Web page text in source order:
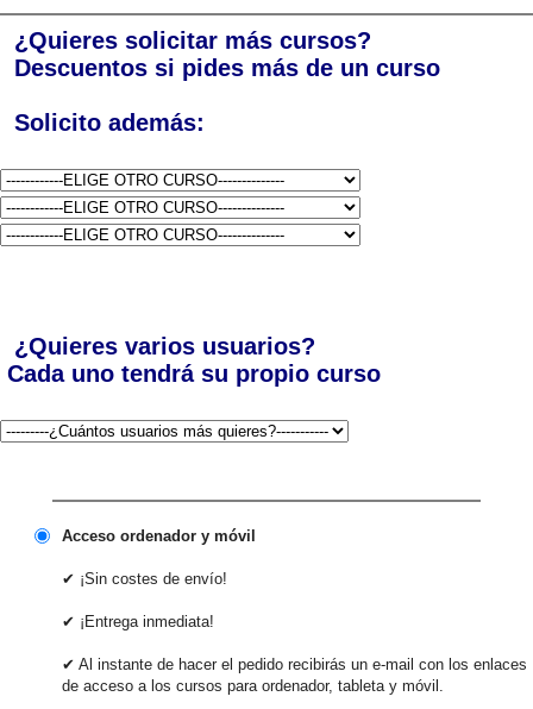
¿Quieres solicitar más cursos?
Descuentos si pides más de un curso
Solicito además:
¿Quieres varios usuarios?
Cada uno tendrá su propio curso
Acceso ordenador y móvil
✔ ¡Sin costes de envío!
✔ ¡Entrega inmediata!
✔ Al instante de hacer el pedido recibirás un e-mail con los enlaces
de acceso a los cursos para ordenador, tableta y móvil.